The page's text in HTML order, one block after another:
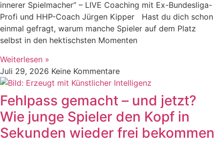
innerer Spielmacher“ – LIVE Coaching mit Ex-Bundesliga-
Profi und HHP-Coach Jürgen Kipper Hast du dich schon
einmal gefragt, warum manche Spieler auf dem Platz
selbst in den hektischsten Momenten
Weiterlesen »
Juli 29, 2026 Keine Kommentare
Fehlpass gemacht – und jetzt?
Wie junge Spieler den Kopf in
Sekunden wieder frei bekommen